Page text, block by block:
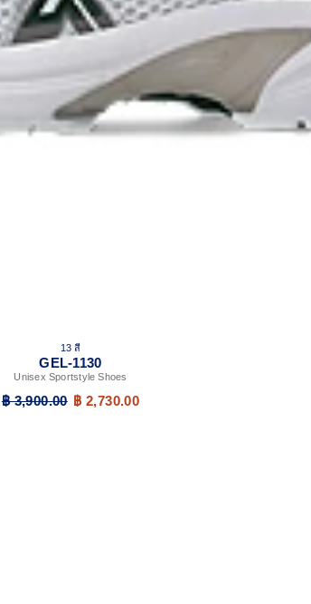
13 สี
GEL-1130
Unisex Sportstyle Shoes
฿ 3,900.00 ฿ 2,730.00